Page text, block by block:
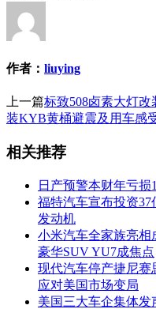
作者： liuying
上一篇标致508卤素大灯
装KYB黄桶避震及用车感
相关推荐
日产预警本财年亏损
福特汽车宣布投资
发动机
小米汽车全家族亮相
豪华SUV YU7成焦点
现代汽车停产捷尼赛
应对美国市场变局
美国三大车企集体